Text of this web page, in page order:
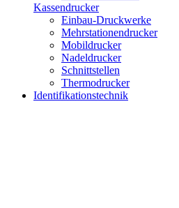
Kassendrucker
Einbau-Druckwerke
Mehrstationendrucker
Mobildrucker
Nadeldrucker
Schnittstellen
Thermodrucker
Identifikationstechnik